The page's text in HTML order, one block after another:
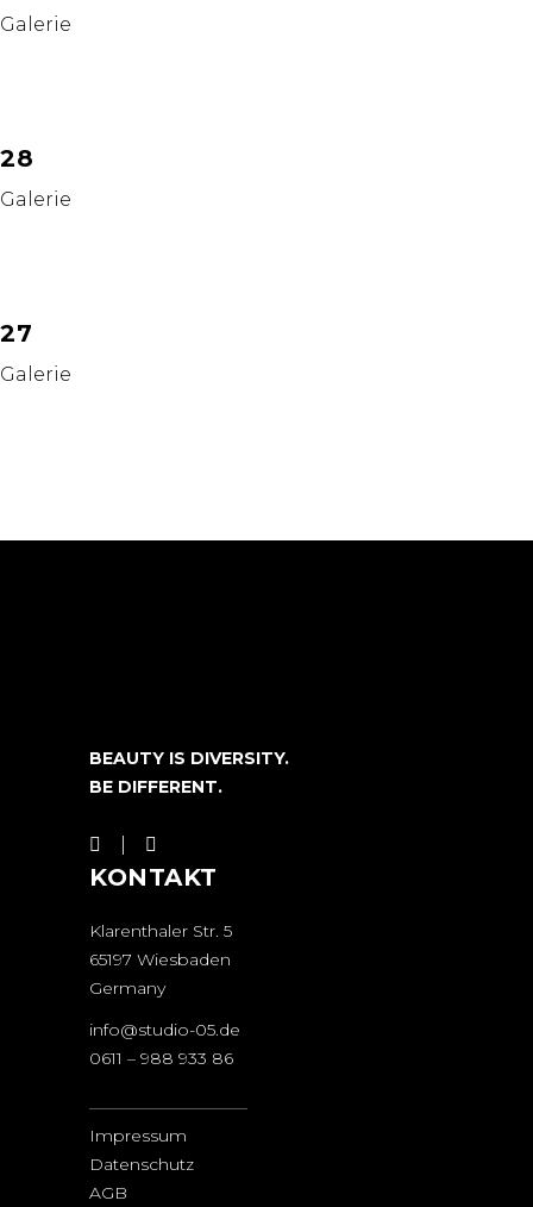
Galerie
28
Galerie
27
Galerie
BEAUTY IS DIVERSITY.
BE DIFFERENT.
KONTAKT
Klarenthaler Str. 5
65197 Wiesbaden
Germany
info@studio-05.de
0611 – 988 933 86
Impressum
Datenschutz
AGB